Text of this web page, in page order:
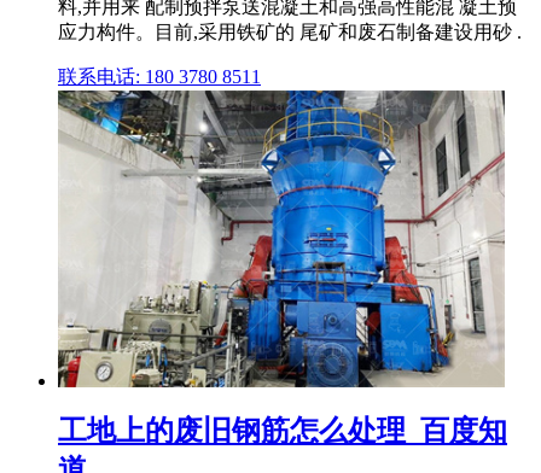
料,并用来 配制预拌泵送混凝土和高强高性能混 凝土预
应力构件。目前,采用铁矿的 尾矿和废石制备建设用砂 .
联系电话: 180 3780 8511
工地上的废旧钢筋怎么处理_百度知